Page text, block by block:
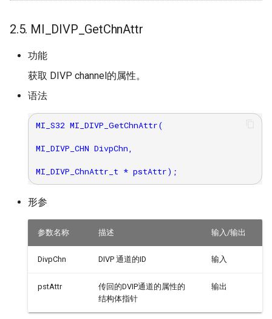
2.5. MI_DIVP_GetChnAttr
功能
获取 DIVP channel的属性。
语法
MI_S32 MI_DIVP_GetChnAttr(
MI_DIVP_CHN DivpChn,
形参
参数名称 描述 输入/输出
DivpChn DIVP 通道的ID 输入
pstAttr
传回的DVIP通道的属性的
结构体指针
输出